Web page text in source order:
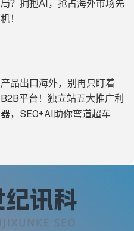
局？拥抱AI，抢占海外市场先
机！
产品出口海外，别再只盯着
B2B平台！独立站五大推广利
器，SEO+AI助你弯道超车